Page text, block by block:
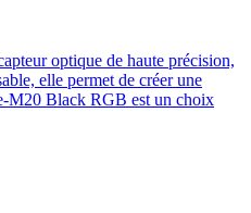
optique de haute précision,
elle permet de créer une
M20 Black RGB est un choix